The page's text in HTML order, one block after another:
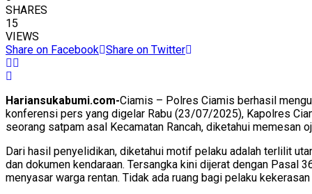
SHARES
15
VIEWS
Share on Facebook Share on Twitter
Hariansukabumi.com-Ciamis – Polres Ciamis berhasil
konferensi pers yang digelar Rabu (23/07/2025), Kapolres
seorang satpam asal Kecamatan Rancah, diketahui
Dari hasil penyelidikan, diketahui motif pelaku adalah terlilit
dan dokumen kendaraan. Tersangka kini dijerat dengan Pasal
menyasar warga rentan. Tidak ada ruang bagi pelaku